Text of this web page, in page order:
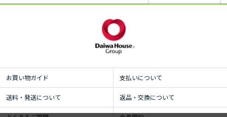
お買い物ガイド 支払いについて
送料・発送について 返品・交換について